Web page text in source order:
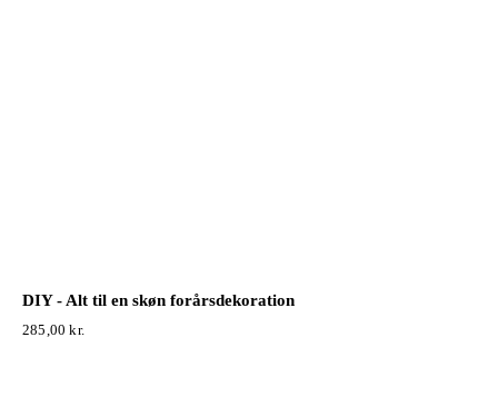
DIY - Alt til en skøn forårsdekoration
285,00kr.